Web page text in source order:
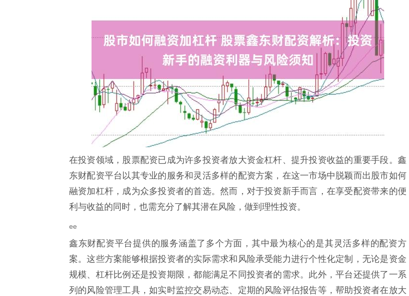
在投资领域，股票配资已成为许多投资者放大资金杠杆、提升投资收益的重要手段。鑫
东财配资平台以其专业的服务和灵活多样的配资方案，在这一市场中脱颖而出股市如何
融资加杠杆，成为众多投资者的首选。然而，对于投资新手而言，在享受配资带来的便
利与收益的同时，也需充分了解其潜在风险，做到理性投资。
ee
鑫东财配资平台提供的服务涵盖了多个方面，其中最为核心的是其灵活多样的配资方
案。这些方案能够根据投资者的实际需求和风险承受能力进行个性化定制，无论是资金
规模、杠杆比例还是投资期限，都能满足不同投资者的需求。此外，平台还提供了一系
列的风险管理工具，如实时监控交易动态、定期的风险评估报告等，帮助投资者在放大